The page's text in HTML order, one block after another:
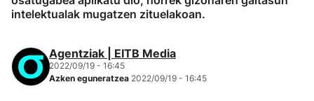
intelektualak mugatzen zituelakoan.
Agentziak | EITB Media
2022/09/19 - 16:45
Azken eguneratzea 2022/09/19 - 16:45